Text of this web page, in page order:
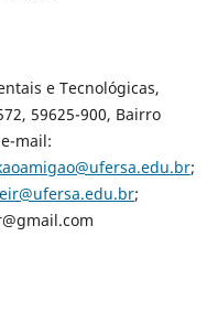
e Tecnológicas,
59625-900, Bairro
mail:
;
;